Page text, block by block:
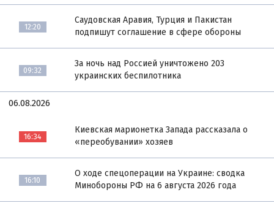
12:20
Саудовская Аравия, Турция и Пакистан
подпишут соглашение в сфере обороны
09:32
За ночь над Россией уничтожено 203
украинских беспилотника
06.08.2026
16:34
Киевская марионетка Запада рассказала о
«переобувании» хозяев
16:10
О ходе спецоперации на Украине: сводка
Минобороны РФ на 6 августа 2026 года